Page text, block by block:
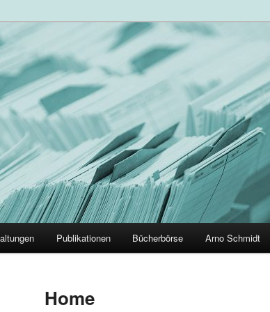
Arno Schmidt Leser
Publikationen Bücherbörse Arno Schmidt
Home